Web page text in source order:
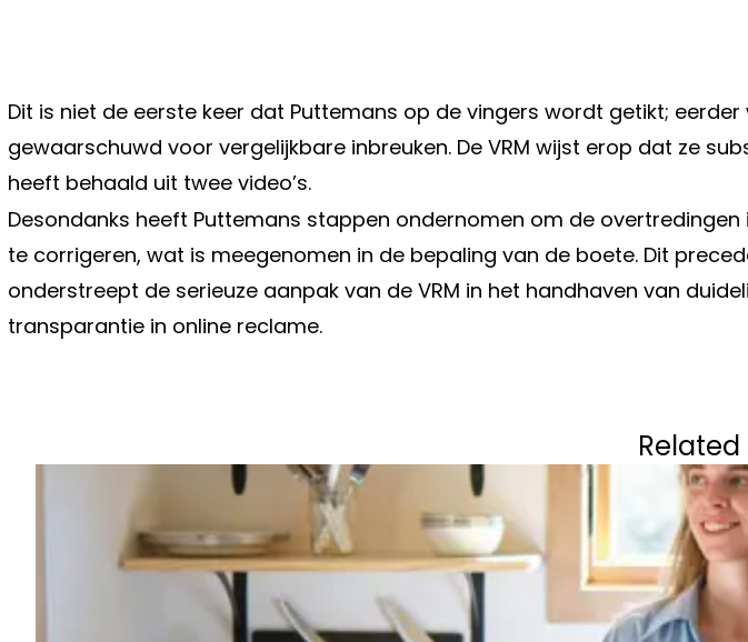
Dit is niet de eerste keer dat Puttemans op de vingers wordt getikt; eerder
gewaarschuwd voor vergelijkbare inbreuken. De VRM wijst erop dat ze
heeft behaald uit twee video’s.
Desondanks heeft Puttemans stappen ondernomen om de overtredingen
te corrigeren, wat is meegenomen in de bepaling van de boete. Dit
onderstreept de serieuze aanpak van de VRM in het handhaven van
transparantie in online reclame.
NAAR TOM CONINX